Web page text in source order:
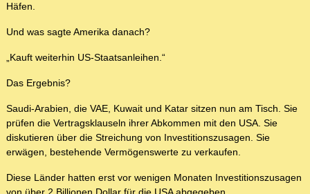
Häfen.
Und was sagte Amerika danach?
„Kauft weiterhin US-Staatsanleihen.“
Das Ergebnis?
Saudi-Arabien, die VAE, Kuwait und Katar sitzen nun am Tisch. Sie
prüfen die Vertragsklauseln ihrer Abkommen mit den USA. Sie
diskutieren über die Streichung von Investitionszusagen. Sie
erwägen, bestehende Vermögenswerte zu verkaufen.
Diese Länder hatten erst vor wenigen Monaten Investitionszusagen